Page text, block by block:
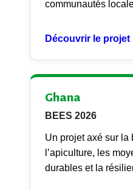
communautés
Découvrir le
Ghana
BEES 2026
Un projet axé sur la
l’apiculture, les
durables et la